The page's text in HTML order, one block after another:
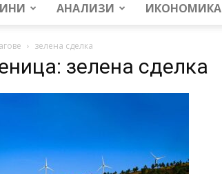
АНАЛИЗИ ИКОНОМИКА
зелена сделка
зелена сделка